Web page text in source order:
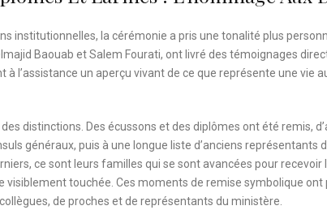
institutionnelles, la cérémonie a pris une tonalité plus
Baouab et Salem Fourati, ont livré des témoignages
l’assistance un aperçu vivant de ce que représente une vie
distinctions. Des écussons et des diplômes ont été remis,
généraux, puis à une longue liste d’anciens représentants
ce sont leurs familles qui se sont avancées pour
visiblement touchée. Ces moments de remise symbolique
de proches et de représentants du ministère.